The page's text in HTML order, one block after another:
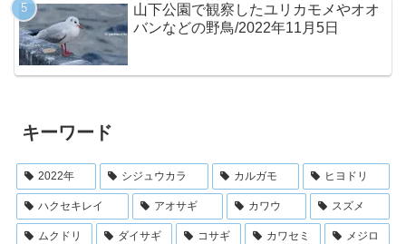
山下公園で観察したユリカモメやオオ
バンなどの野鳥/2022年11月5日
キーワード
2022年 シジュウカラ カルガモ ヒヨドリ
ハクセキレイ アオサギ カワウ スズメ
ムクドリ ダイサギ コサギ カワセミ メジロ